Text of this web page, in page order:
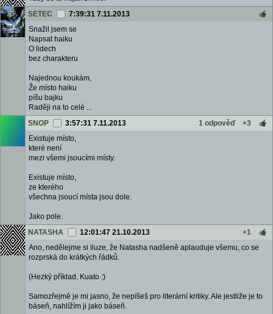
SETEC
7:39:31 7.11.2013
Snažil jsem se
Napsat haiku
O lidech
bez charakteru
Najednou koukám,
Že místo haiku
píšu bajku
Raději na to celé ...
SNOP
3:57:31 7.11.2013 1 odpověď
+3
Existuje místo,
které není
mezi všemi jsoucími místy.
Existuje místo,
ze kterého
všechna jsoucí místa jsou dole.
Jako pole.
NATASHA
12:01:47 21.10.2013
+1
Ano, nedělejme si iluze, že Natasha nadšeně aplauduje všemu, co se
rozprská do krátkých řádků.
(Hezký příklad, Kuato :)
Samozřejmě je mi jasno, že nepíšeš pro literární kritiky. Ale jestliže je to
báseň, nahlížím ji jako báseň.